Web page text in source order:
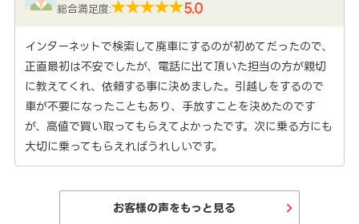
総合満足度: 5.0
インターネットで検索して廃車にするのが初めてだったので、
正直最初は不安でしたが、電話に出て頂いた担当の方が親切
に教えてくれ、依頼する事に決めました。引越しをするので
車が不要になったこともあり、手放すことを決めたのです
が、高値で買い取ってもらえてよかったです。次に乗る方にも
大切に乗ってもらえればうれしいです。
お客様の声をもっと見る